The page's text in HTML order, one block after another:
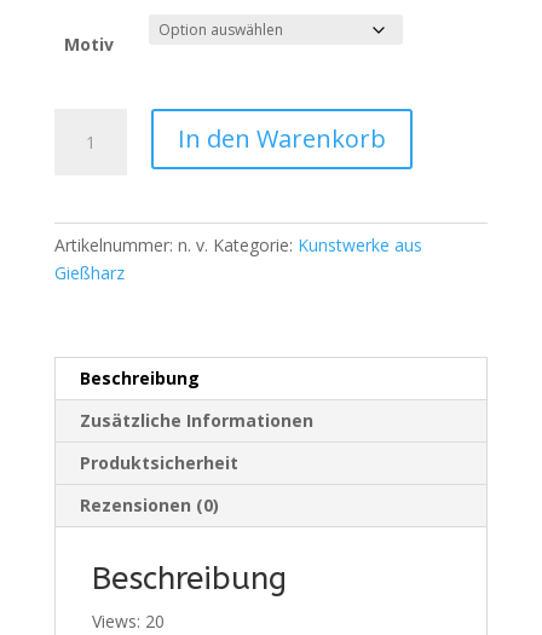
Motiv
Menge
In den Warenkorb
Artikelnummer: n. v. Kategorie: Kunstwerke aus
Gießharz
Beschreibung
Zusätzliche Informationen
Produktsicherheit
Rezensionen (0)
Beschreibung
Views: 20